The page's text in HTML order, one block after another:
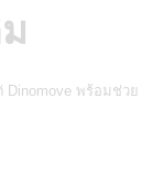
Dinomove พร้อมช่วย